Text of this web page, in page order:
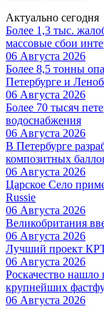
Актуально сегодня
Более 1,3 тыс.
массовые сбои
06 Августа 2026
Более 8,5 тонны
Петербурге и
06 Августа 2026
Более 70 тысяч
водоснабжения
06 Августа 2026
В Петербурге
композитных
06 Августа 2026
Царское Село
Russie
06 Августа 2026
Великобритания
06 Августа 2026
Лучший проект
06 Августа 2026
Роскачество нашло
крупнейших
06 Августа 2026